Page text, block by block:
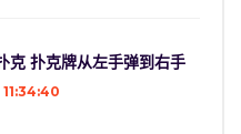
克 扑克牌从左手弹到右手